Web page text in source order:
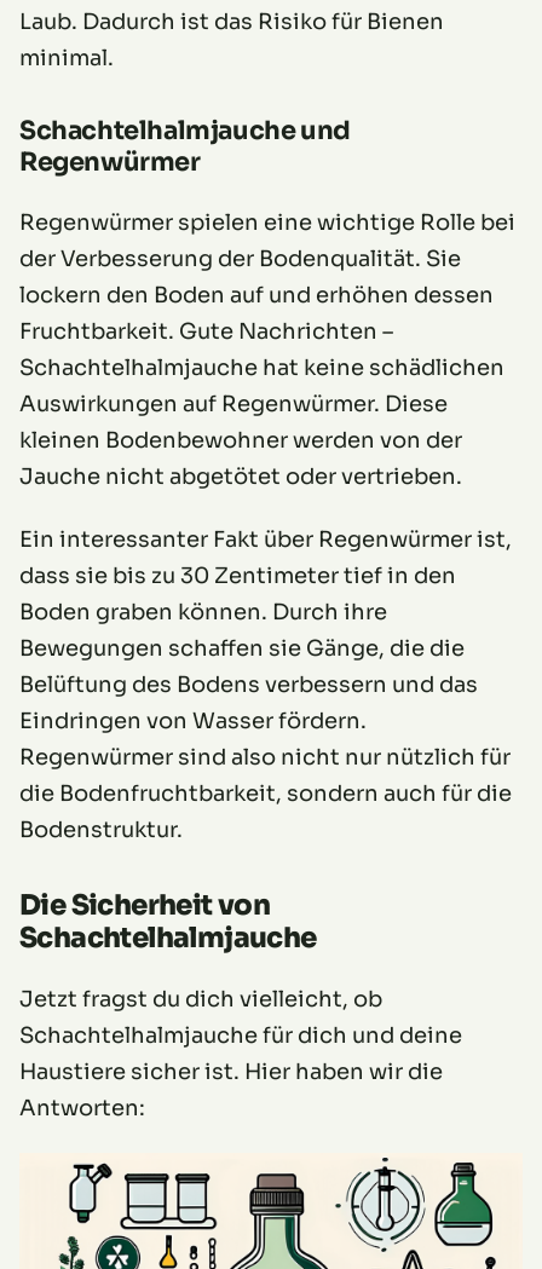
Laub. Dadurch ist das Risiko für Bienen
minimal.
Schachtelhalmjauche und
Regenwürmer
Regenwürmer spielen eine wichtige Rolle bei
der Verbesserung der Bodenqualität. Sie
lockern den Boden auf und erhöhen dessen
Fruchtbarkeit. Gute Nachrichten –
Schachtelhalmjauche hat keine schädlichen
Auswirkungen auf Regenwürmer. Diese
kleinen Bodenbewohner werden von der
Jauche nicht abgetötet oder vertrieben.
Ein interessanter Fakt über Regenwürmer ist,
dass sie bis zu 30 Zentimeter tief in den
Boden graben können. Durch ihre
Bewegungen schaffen sie Gänge, die die
Belüftung des Bodens verbessern und das
Eindringen von Wasser fördern.
Regenwürmer sind also nicht nur nützlich für
die Bodenfruchtbarkeit, sondern auch für die
Bodenstruktur.
Die Sicherheit von
Schachtelhalmjauche
Jetzt fragst du dich vielleicht, ob
Schachtelhalmjauche für dich und deine
Haustiere sicher ist. Hier haben wir die
Antworten: